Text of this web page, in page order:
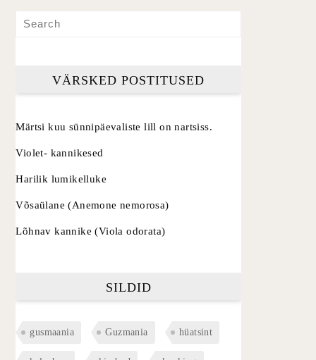
VÄRSKED POSTITUSED
Märtsi kuu sünnipäevaliste lill on nartsiss.
Violet- kannikesed
Harilik lumikelluke
Võsaülane (Anemone nemorosa)
Lõhnav kannike (Viola odorata)
SILDID
gusmaania Guzmania hüatsint